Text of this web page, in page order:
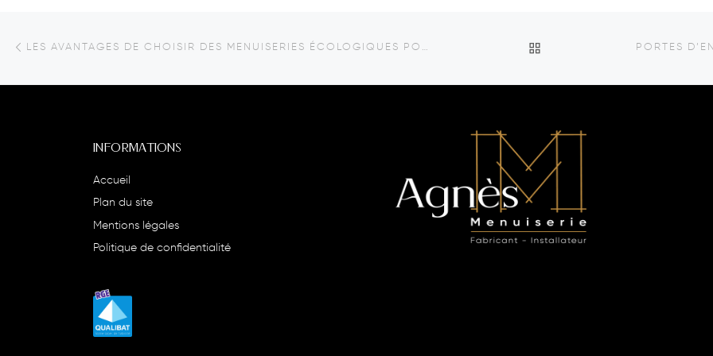
Parcourir les articles LES AVANTAGES DE CHOISIR DES MENUISERIES ÉCOLOGIQUES POUR VOTRE HABITATION RETOUR À LA LISTE DES
INFORMATIONS
Accueil
Plan du site
Mentions légales
Politique de confidentialité